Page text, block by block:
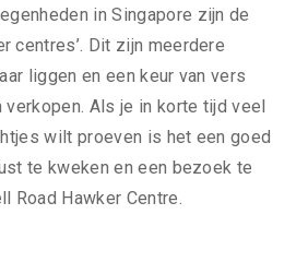
in Singapore zijn de
centres’. Dit zijn meerdere
liggen en een keur van vers
Als je in korte tijd veel
wilt proeven is het een goed
te kweken en een bezoek te
Road Hawker Centre.